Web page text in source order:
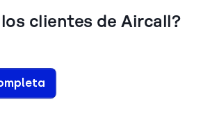
los clientes de Aircall?